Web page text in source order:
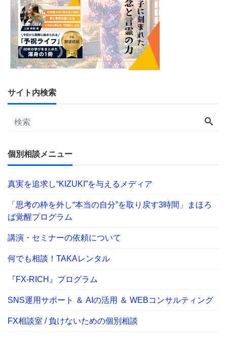
サイト内検索
個別相談メニュー
真実を追求し“KIZUKI”を与えるメディア
「思考の枠を外し“本当の自分”を取り戻す3時間」まほろ
ば覚醒プログラム
講演・セミナーの依頼について
何でも相談！TAKAレンタル
『FX-RICH』プログラム
SNS運用サポート ＆ AIの活用 ＆ WEBコンサルティング
FX相談室 / 負けないための個別相談